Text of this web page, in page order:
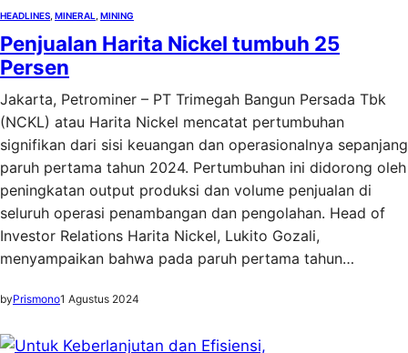
HEADLINES MINERAL MINING
Penjualan Harita Nickel tumbuh 25
Persen
Jakarta, Petrominer – PT Trimegah Bangun Persada Tbk
(NCKL) atau Harita Nickel mencatat pertumbuhan
signifikan dari sisi keuangan dan operasionalnya sepanjang
paruh pertama tahun 2024. Pertumbuhan ini didorong oleh
peningkatan output produksi dan volume penjualan di
seluruh operasi penambangan dan pengolahan. Head of
Investor Relations Harita Nickel, Lukito Gozali,
menyampaikan bahwa pada paruh pertama tahun…
byPrismono1 Agustus 2024